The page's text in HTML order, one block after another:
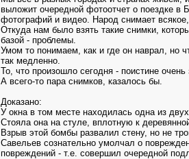
выложит очередной фотоотчет о поездке в
фотографий и видео. Народ снимает
Откуда нам было взять такие снимки,
базой - проблемы.
Умом то понимаем, как и где он наврал, но
так медленно.
То, что произошло сегодня - поистине
А всего-то пара снимков, казалось бы.
Доказано:
У окна в том месте находилась одна из
Стояла она на стуле, вплотную к
Взрыв этой бомбы развалил стену, но не
Савельев сознательно умолчал о
повреждений - т.е. совершил очередной